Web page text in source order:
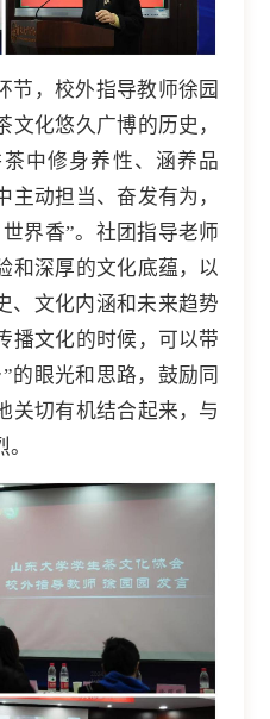
节，校外指导教师徐园
文化悠久广博的历史，
中修身养性、涵养品
动担当、奋发有为，
界香”。社团指导老师
和深厚的文化底蕴，以
、文化内涵和未来趋势
播文化的时候，可以带
的眼光和思路，鼓励同
关切有机结合起来，与